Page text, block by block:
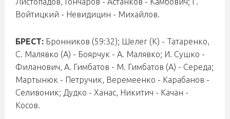
Войтицкий - Невидицин - Михайлов.
БРЕСТ: Бронников (59:32); Шелег (К) - Татаренко,
С. Малявко (А) - Боярчук - А. Малявко; И. Сушко -
Филанович, А. Гимбатов - М. Гимбатов (А) - Середа;
Мартынюк - Петручик, Веремеенко - Карабанов -
Селивоник; Дудко - Ханас, Никитич - Качан -
Косов.